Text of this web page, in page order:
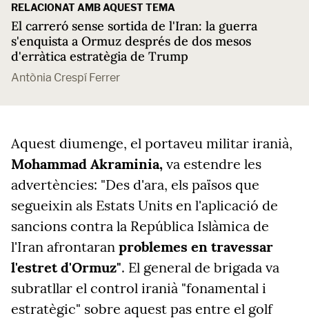
RELACIONAT AMB AQUEST TEMA
El carreró sense sortida de l'Iran: la guerra
s'enquista a Ormuz després de dos mesos
d'erràtica estratègia de Trump
Antònia Crespí Ferrer
Aquest diumenge, el portaveu militar iranià,
Mohammad Akraminia, va estendre les
advertències: "Des d'ara, els països que
segueixin als Estats Units en l'aplicació de
sancions contra la República Islàmica de
l'Iran afrontaran problemes en travessar
l'estret d'Ormuz". El general de brigada va
subratllar el control iranià "fonamental i
estratègic" sobre aquest pas entre el golf